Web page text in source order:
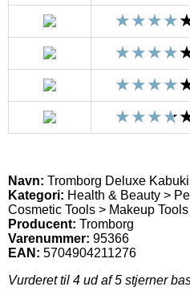
Navn: Tromborg Deluxe
Kategori: Health & Beauty >
Cosmetic Tools > Makeup
Producent: Tromborg
Varenummer: 95366
EAN: 5704904211276
Vurderet til 4 ud af 5 stjerner